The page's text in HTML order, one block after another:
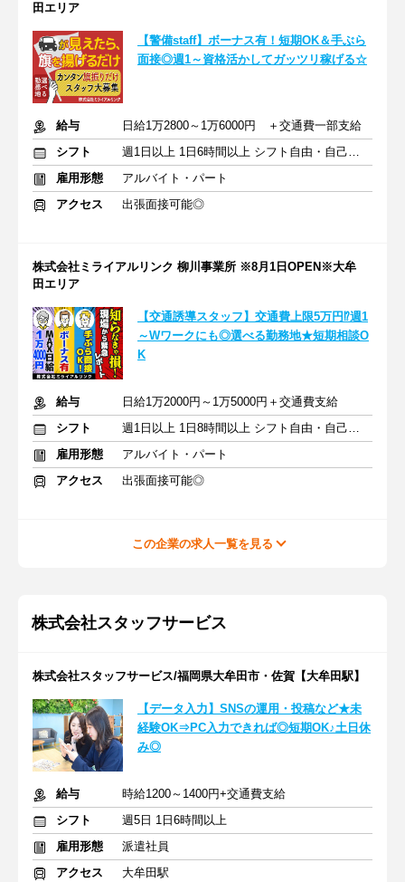
田エリア
【警備staff】ボーナス有！短期OK＆手ぶら
面接◎週1～資格活かしてガッツリ稼げる☆
給与
日給1万2800～1万6000円 ＋交通費一部支給
シフト
週1日以上 1日6時間以上 シフト自由・自己申告
雇用形態
アルバイト・パート
アクセス
出張面接可能◎
株式会社ミライアルリンク 柳川事業所 ※8月1日OPEN※大牟
田エリア
【交通誘導スタッフ】交通費上限5万円⁉週1
～Wワークにも◎選べる勤務地★短期相談O
K
給与
日給1万2000円～1万5000円＋交通費支給
シフト
週1日以上 1日8時間以上 シフト自由・自己申告
雇用形態
アルバイト・パート
アクセス
出張面接可能◎
この企業の求人一覧を見る
株式会社スタッフサービス
株式会社スタッフサービス/福岡県大牟田市・佐賀【大牟田駅】
【データ入力】SNSの運用・投稿など★未
経験OK⇒PC入力できれば◎短期OK♪土日休
み◎
給与
時給1200～1400円+交通費支給
シフト
週5日 1日6時間以上
雇用形態
派遣社員
アクセス
大牟田駅